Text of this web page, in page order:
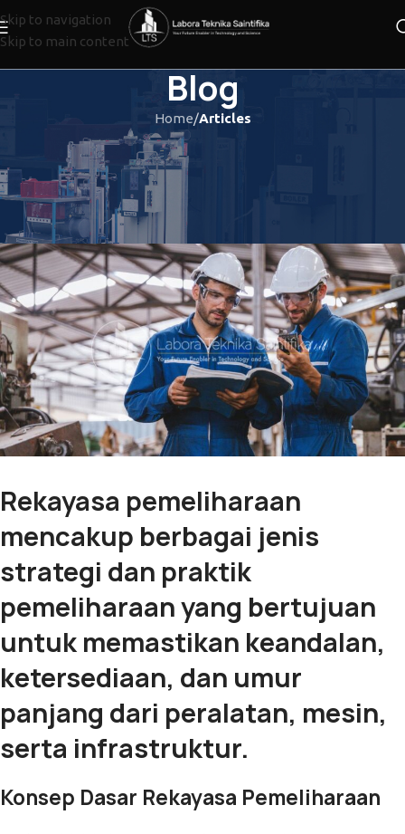
Skip to navigation
Skip to main content
Blog
Home/Articles
ARTICLES,
Jenis-Jenis Umum Rekayasa
Pemeliharaan
Rekayasa pemeliharaan
mencakup berbagai jenis
strategi dan praktik
pemeliharaan yang bertujuan
untuk memastikan keandalan,
ketersediaan, dan umur
panjang dari peralatan, mesin,
serta infrastruktur.
Konsep Dasar Rekayasa Pemeliharaan